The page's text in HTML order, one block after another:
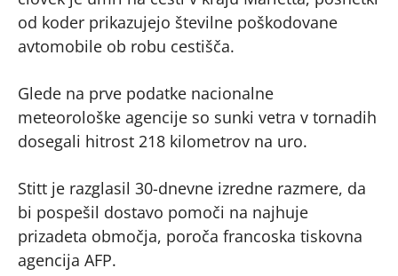
od koder prikazujejo številne poškodovane
avtomobile ob robu cestišča.
Glede na prve podatke nacionalne
meteorološke agencije so sunki vetra v tornadih
dosegali hitrost 218 kilometrov na uro.
Stitt je razglasil 30-dnevne izredne razmere, da
bi pospešil dostavo pomoči na najhuje
prizadeta območja, poroča francoska tiskovna
agencija AFP.